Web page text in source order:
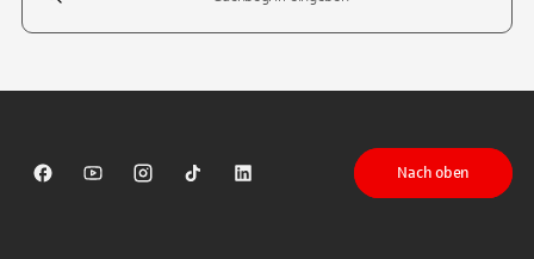
Sparkasse auf Facebook
Sparkasse auf Youtube
Sparkasse auf Instagram
Sparkasse auf TikTok
Sparkasse auf LinkedIn
Nach oben